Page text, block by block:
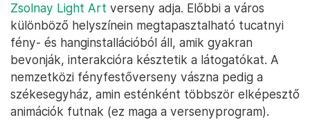
Zsolnay Light Art verseny adja. Előbbi a város
különböző helyszínein megtapasztalható tucatnyi
fény- és hanginstallációból áll, amik gyakran
bevonják, interakcióra késztetik a látogatókat. A
nemzetközi fényfestőverseny vászna pedig a
székesegyház, amin esténként többször elképesztő
animációk futnak (ez maga a versenyprogram).